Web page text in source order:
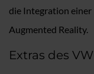
die Integration einer
Augmented Reality.
Extras des